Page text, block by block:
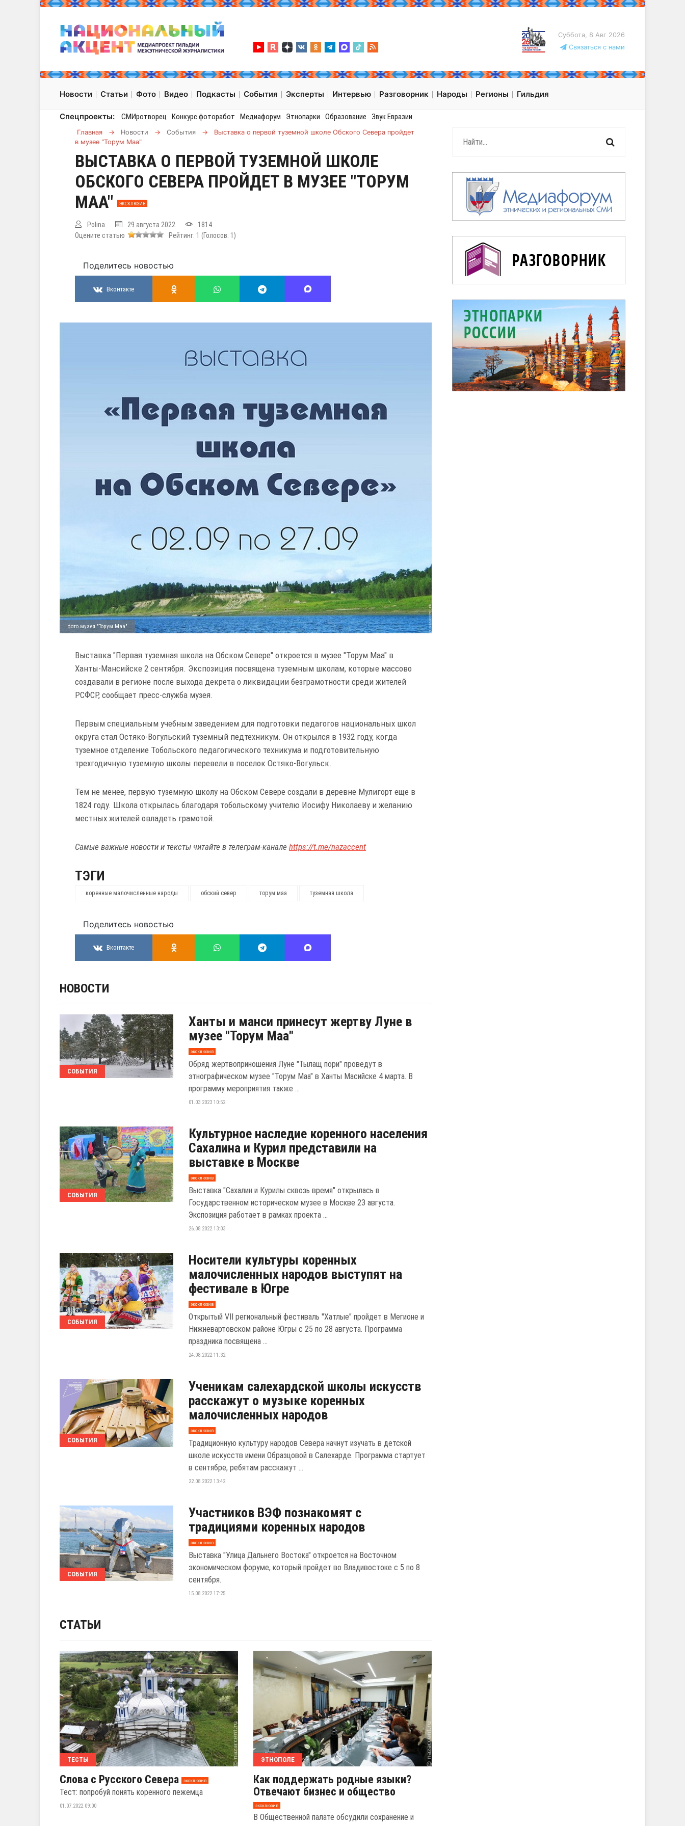
Суббота, 8 Авг 2026
Связаться с нами
Новости Статьи Фото Видео Подкасты События Эксперты Интервью Разговорник Народы Регионы Гильдия
Спецпроекты: СМИротворец Конкурс фоторабот Медиафорум Этнопарки Образование Звук Евразии
Главная → Новости → События →
Выставка о первой туземной школе Обского Севера пройдет
в музее "Торум Маа"
ВЫСТАВКА О ПЕРВОЙ ТУЗЕМНОЙ ШКОЛЕ
ОБСКОГО СЕВЕРА ПРОЙДЕТ В МУЗЕЕ "ТОРУМ
МАА"
ЭКСКЛЮЗИВ
Polina 29 августа 2022
1814
Оцените статью
Рейтинг: 1 (Голосов: 1 )
Поделитесь новостью
Вконтакте
фото музея "Торум Маа"
Выставка "Первая туземная школа на Обском Севере" откроется в музее "Торум Маа" в
Ханты-Мансийске 2 сентября. Экспозиция посвящена туземным школам, которые массово
создавали в регионе после выхода декрета о ликвидации безграмотности среди жителей
РСФСР, сообщает пресс-служба музея.
Первым специальным учебным заведением для подготовки педагогов национальных школ
округа стал Остяко-Вогульский туземный педтехникум. Он открылся в 1932 году, когда
туземное отделение Тобольского педагогического техникума и подготовительную
трехгодичную туземную школы перевели в поселок Остяко-Вогульск.
Тем не менее, первую туземную школу на Обском Севере создали в деревне Мулигорт еще в
1824 году. Школа открылась благодаря тобольскому учителю Иосифу Николаеву и желанию
местных жителей овладеть грамотой.
Самые важные новости и тексты читайте в телеграм-канале https://t.me/nazaccent
ТЭГИ
коренные малочисленные народы обский север торум маа туземная школа
Поделитесь новостью
Вконтакте
НОВОСТИ
СОБЫТИЯ
Ханты и манси принесут жертву Луне в
музее "Торум Маа"
эксклюзив
Обряд жертвоприношения Луне "Тылащ пори" проведут в
этнографическом музее "Торум Маа" в Ханты Масийске 4 марта. В
программу мероприятия также ...
01.03.2023 10:52
СОБЫТИЯ
Культурное наследие коренного населения
Сахалина и Курил представили на
выставке в Москве
эксклюзив
Выставка "Сахалин и Курилы сквозь время" открылась в
Государственном историческом музее в Москве 23 августа.
Экспозиция работает в рамках проекта ...
26.08.2022 13:03
СОБЫТИЯ
Носители культуры коренных
малочисленных народов выступят на
фестивале в Югре
эксклюзив
Открытый VII региональный фестиваль "Хатлые" пройдет в Мегионе и
Нижневартовском районе Югры с 25 по 28 августа. Программа
праздника посвящена ...
24.08.2022 11:32
СОБЫТИЯ
Ученикам салехардской школы искусств
расскажут о музыке коренных
малочисленных народов
эксклюзив
Традиционную культуру народов Севера начнут изучать в детской
школе искусств имени Образцовой в Салехарде. Программа стартует
в сентябре, ребятам расскажут ...
22.08.2022 13:42
СОБЫТИЯ
Участников ВЭФ познакомят с
традициями коренных народов
эксклюзив
Выставка "Улица Дальнего Востока" откроется на Восточном
экономическом форуме, который пройдет во Владивостоке с 5 по 8
сентября.
15.08.2022 17:25
СТАТЬИ
ТЕСТЫ
Слова с Русского Севера эксклюзив
Тест: попробуй понять коренного пежемца
01.07.2022 09:00
ЭТНОПОЛЕ
Как поддержать родные языки?
Отвечают бизнес и общество
эксклюзив
В Общественной палате обсудили сохранение и